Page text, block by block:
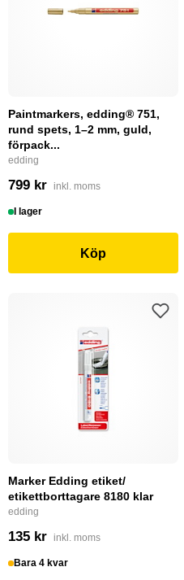
Paintmarkers, edding® 751,
rund spets, 1–2 mm, guld,
förpack...
edding
799 kr inkl. moms
I lager
Köp
Marker Edding etiket/
etikettborttagare 8180 klar
edding
135 kr inkl. moms
Bara 4 kvar